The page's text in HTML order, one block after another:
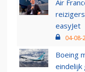
Air
easyJet
04-08-
Boeing
eindelijk